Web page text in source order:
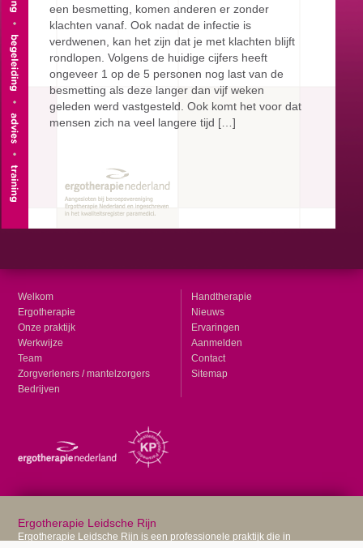
een besmetting, komen anderen er zonder
klachten vanaf. Ook nadat de infectie is
verdwenen, kan het zijn dat je met klachten blijft
rondlopen. Volgens de huidige cijfers heeft
ongeveer 1 op de 5 personen nog last van de
besmetting als deze langer dan vijf weken
geleden werd vastgesteld. Ook komt het voor dat
mensen zich na veel langere tijd […]
Welkom
Ergotherapie
Onze praktijk
Werkwijze
Team
Zorgverleners / mantelzorgers
Bedrijven
Handtherapie
Nieuws
Ervaringen
Aanmelden
Contact
Sitemap
Ergotherapie Leidsche Rijn
Ergotherapie Leidsche Rijn is een professionele praktijk die in